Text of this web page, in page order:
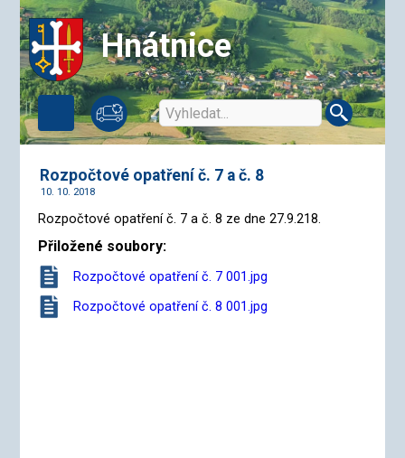
Hnátnice
Rozpočtové opatření č. 7 a č. 8
10. 10. 2018
Rozpočtové opatření č. 7 a č. 8 ze dne 27.9.218.
Přiložené soubory:
Rozpočtové opatření č. 7 001.jpg
Rozpočtové opatření č. 8 001.jpg